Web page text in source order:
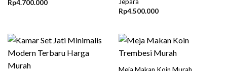
Rp4.700.000
Jepara
Rp4.500.000